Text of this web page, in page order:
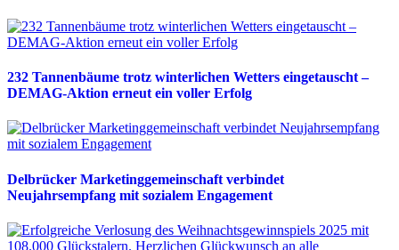
232 Tannenbäume trotz winterlichen Wetters eingetauscht –
DEMAG-Aktion erneut ein voller Erfolg
Delbrücker Marketinggemeinschaft verbindet
Neujahrsempfang mit sozialem Engagement